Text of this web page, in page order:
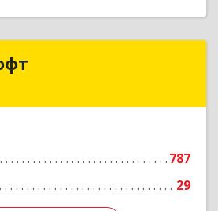
787
29
Подробнее